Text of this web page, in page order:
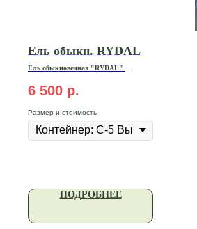
Ель обыкн. RYDAL
Ель обыкновенная "RYDAL"
500₽
6 500 р.
Размер и стоимость
ПОДРОБНЕЕ